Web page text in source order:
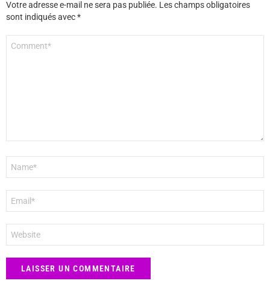
Votre adresse e-mail ne sera pas publiée. Les champs obligatoires
sont indiqués avec*
mail
*
web